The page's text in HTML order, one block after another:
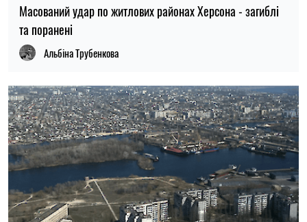
Масований удар по житлових районах Херсона - загиблі
та поранені
Альбіна Трубенкова